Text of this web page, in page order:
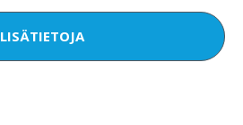
LISÄTIETOJA